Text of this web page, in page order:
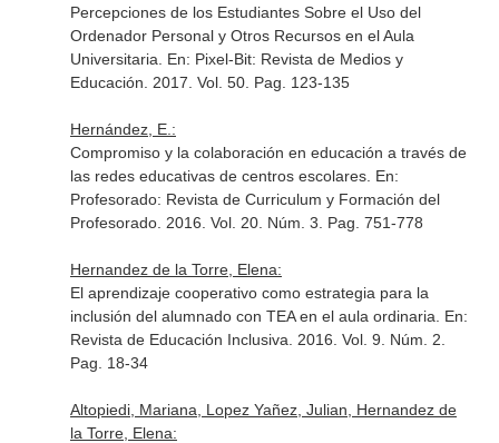
Percepciones de los Estudiantes Sobre el Uso del
Ordenador Personal y Otros Recursos en el Aula
Universitaria. En: Pixel-Bit: Revista de Medios y
Educación . 2017. Vol. 50. Pag. 123-135
Hernández, E.:
Compromiso y la colaboración en educación a través de
las redes educativas de centros escolares. En:
Profesorado: Revista de Curriculum y Formación del
Profesorado. 2016. Vol. 20. Núm. 3. Pag. 751-778
Hernandez de la Torre, Elena:
El aprendizaje cooperativo como estrategia para la
inclusión del alumnado con TEA en el aula ordinaria. En:
Revista de Educación Inclusiva . 2016. Vol. 9. Núm. 2.
Pag. 18-34
Altopiedi, Mariana, Lopez Yañez, Julian, Hernandez de
la Torre, Elena: